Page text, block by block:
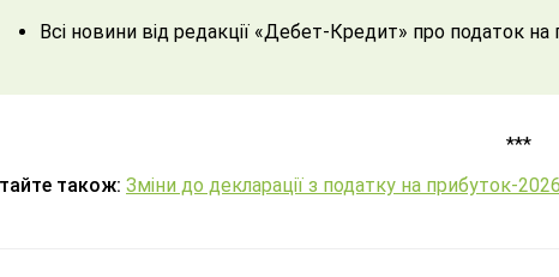
Всі новини від редакції «Дебет-Кредит» про податок на
***
також: Зміни до декларації з податку на прибуток-